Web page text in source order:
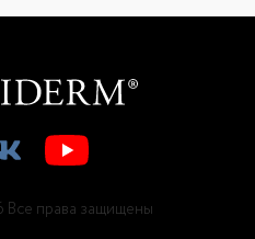
права защищены